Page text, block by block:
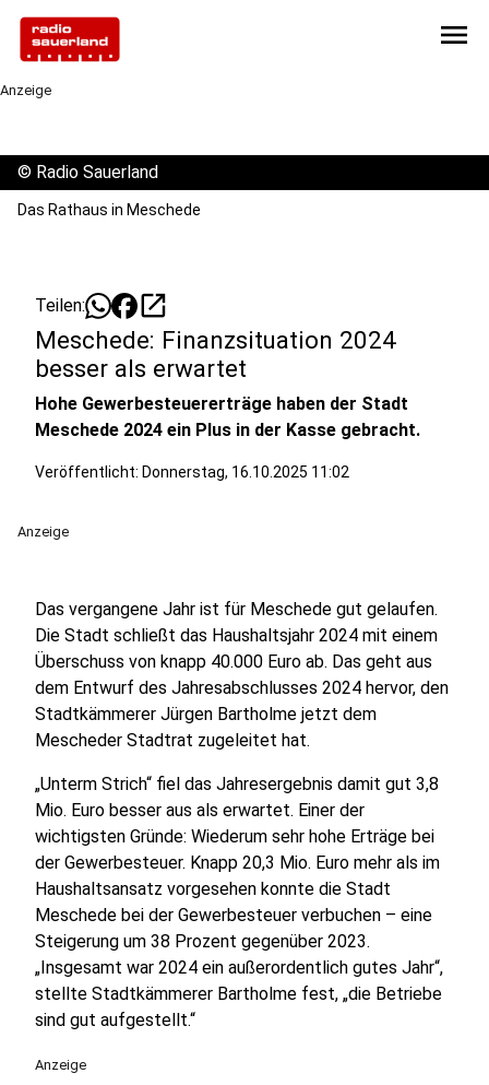
menu
Anzeige
© Radio Sauerland
Das Rathaus in Meschede
Teilen: open_in_new
Meschede: Finanzsituation 2024
besser als erwartet
Hohe Gewerbesteuererträge haben der Stadt
Meschede 2024 ein Plus in der Kasse gebracht.
Veröffentlicht: Donnerstag, 16.10.2025 11:02
Anzeige
Das vergangene Jahr ist für Meschede gut gelaufen.
Die Stadt schließt das Haushaltsjahr 2024 mit einem
Überschuss von knapp 40.000 Euro ab. Das geht aus
dem Entwurf des Jahresabschlusses 2024 hervor, den
Stadtkämmerer Jürgen Bartholme jetzt dem
Mescheder Stadtrat zugeleitet hat.
„Unterm Strich“ fiel das Jahresergebnis damit gut 3,8
Mio. Euro besser aus als erwartet. Einer der
wichtigsten Gründe: Wiederum sehr hohe Erträge bei
der Gewerbesteuer. Knapp 20,3 Mio. Euro mehr als im
Haushaltsansatz vorgesehen konnte die Stadt
Meschede bei der Gewerbesteuer verbuchen – eine
Steigerung um 38 Prozent gegenüber 2023.
„Insgesamt war 2024 ein außerordentlich gutes Jahr“,
stellte Stadtkämmerer Bartholme fest, „die Betriebe
sind gut aufgestellt.“
Anzeige